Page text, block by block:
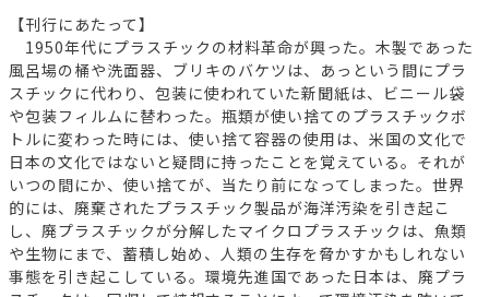
【刊行にあたって】
1950年代にプラスチックの材料革命が興った。木製であった
風呂場の桶や洗面器、ブリキのバケツは、あっという間にプラ
スチックに代わり、包装に使われていた新聞紙は、ビニール袋
や包装フィルムに替わった。瓶類が使い捨てのプラスチックボ
トルに変わった時には、使い捨て容器の使用は、米国の文化で
日本の文化ではないと疑問に持ったことを覚えている。それが
いつの間にか、使い捨てが、当たり前になってしまった。世界
的には、廃棄されたプラスチック製品が海洋汚染を引き起こ
し、廃プラスチックが分解したマイクロプラスチックは、魚類
や生物にまで、蓄積し始め、人類の生存を脅かすかもしれない
事態を引き起こしている。環境先進国であった日本は、廃プラ